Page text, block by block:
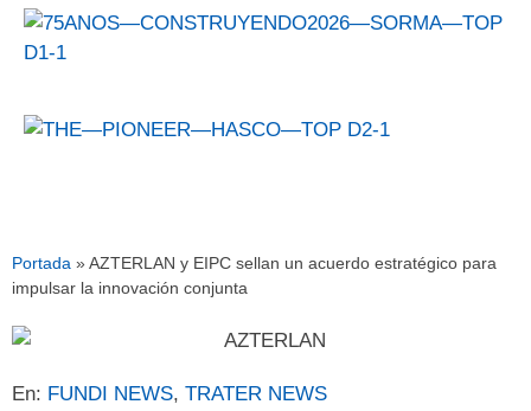
Portada »AZTERLAN y EIPC sellan un acuerdo estratégico para
impulsar la innovación conjunta
En: FUNDI NEWS, TRATER NEWS